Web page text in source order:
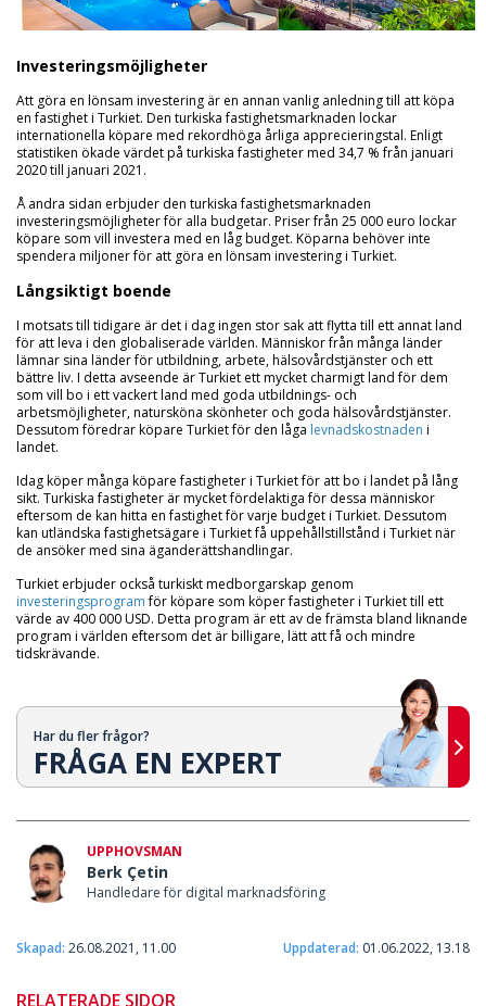
Investeringsmöjligheter
Att göra en lönsam investering är en annan vanlig anledning till att köpa
en fastighet i Turkiet. Den turkiska fastighetsmarknaden lockar
internationella köpare med rekordhöga årliga apprecieringstal. Enligt
statistiken ökade värdet på turkiska fastigheter med 34,7 % från januari
2020 till januari 2021.
Å andra sidan erbjuder den turkiska fastighetsmarknaden
investeringsmöjligheter för alla budgetar. Priser från 25 000 euro lockar
köpare som vill investera med en låg budget. Köparna behöver inte
spendera miljoner för att göra en lönsam investering i Turkiet.
Långsiktigt boende
I motsats till tidigare är det i dag ingen stor sak att flytta till ett annat land
för att leva i den globaliserade världen. Människor från många länder
lämnar sina länder för utbildning, arbete, hälsovårdstjänster och ett
bättre liv. I detta avseende är Turkiet ett mycket charmigt land för dem
som vill bo i ett vackert land med goda utbildnings- och
arbetsmöjligheter, natursköna skönheter och goda hälsovårdstjänster.
Dessutom föredrar köpare Turkiet för den låga levnadskostnaden i
landet.
Idag köper många köpare fastigheter i Turkiet för att bo i landet på lång
sikt. Turkiska fastigheter är mycket fördelaktiga för dessa människor
eftersom de kan hitta en fastighet för varje budget i Turkiet. Dessutom
kan utländska fastighetsägare i Turkiet få uppehållstillstånd i Turkiet när
de ansöker med sina äganderättshandlingar.
Turkiet erbjuder också turkiskt medborgarskap genom
investeringsprogramför köpare som köper fastigheter i Turkiet till ett
värde av 400 000 USD. Detta program är ett av de främsta bland liknande
program i världen eftersom det är billigare, lätt att få och mindre
tidskrävande.
Har du fler frågor?
FRÅGA EN EXPERT
UPPHOVSMAN
Berk Çetin
Handledare för digital marknadsföring
Skapad: 26.08.2021, 11.00 Uppdaterad: 01.06.2022, 13.18
RELATERADE SIDOR